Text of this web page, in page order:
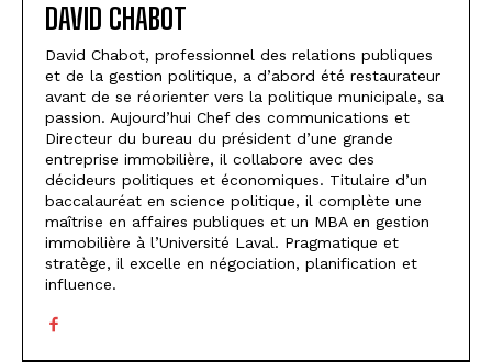
DAVID CHABOT
David Chabot, professionnel des relations publiques
et de la gestion politique, a d’abord été restaurateur
avant de se réorienter vers la politique municipale, sa
passion. Aujourd’hui Chef des communications et
Directeur du bureau du président d’une grande
entreprise immobilière, il collabore avec des
décideurs politiques et économiques. Titulaire d’un
baccalauréat en science politique, il complète une
maîtrise en affaires publiques et un MBA en gestion
immobilière à l’Université Laval. Pragmatique et
stratège, il excelle en négociation, planification et
influence.